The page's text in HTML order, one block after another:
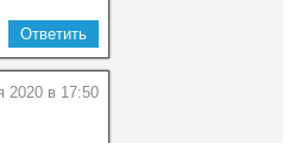
Ответить
2020 в 17:50